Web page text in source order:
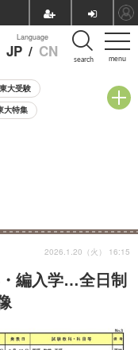
menu
Language
JP / CN search
東大受験
大特集
編入学…全日制
2026.1.20（火） 16:15